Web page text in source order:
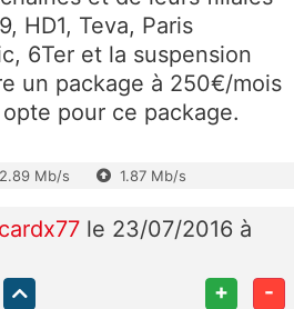
HD1, Teva, Paris
6Ter et la suspension
un package à 250€/mois
pour ce package.
Mb/s 1.87 Mb/s
le 23/07/2016 à
+ -